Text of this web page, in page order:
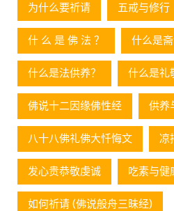
为什么要祈请 五戒与修行
什 么 是 佛 法 ？ 什么是斋
什么是法供养？ 什么是礼
佛说十二因缘佛性经 供养
八十八佛礼佛大忏悔文 凉
发心贵恭敬虔诚 吃素与健
如何祈请 (佛说般舟三昧经)